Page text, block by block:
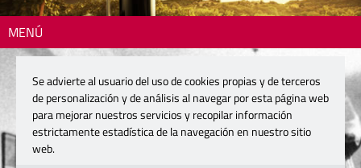
MENÚ
Se advierte al usuario del uso de cookies propias y de terceros
de personalización y de análisis al navegar por esta página web
para mejorar nuestros servicios y recopilar información
estrictamente estadística de la navegación en nuestro sitio
web.